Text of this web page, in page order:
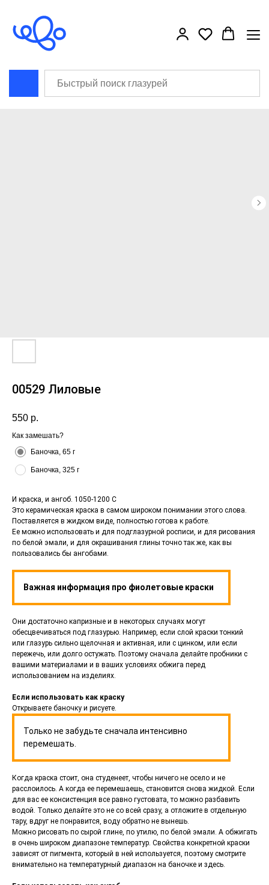
00529 Лиловые
550 р.
Как замешать?
Баночка, 65 г
Баночка, 325 г
И краска, и ангоб. 1050-1200 С
Это керамическая краска в самом широком понимании этого слова.
Поставляется в жидком виде, полностью готова к работе.
Ее можно использовать и для подглазурной росписи, и для рисования
по белой эмали, и для окрашивания глины точно так же, как вы
пользовались бы ангобами.
Важная информация про фиолетовые краски
Они достаточно капризные и в некоторых случаях могут
обесцвечиваться под глазурью. Например, если слой краски тонкий
или глазурь сильно щелочная и активная, или с цинком, или если
пережечь, или долго остужать. Поэтому сначала делайте пробники с
вашими материалами и в ваших условиях обжига перед
использованием на изделиях.
Если использовать как краску
Открываете баночку и рисуете.
Только не забудьте сначала интенсивно
перемешать.
Когда краска стоит, она студенеет, чтобы ничего не осело и не
расслоилось. А когда ее перемешаешь, становится снова жидкой. Если
для вас ее консистенция все равно густовата, то можно разбавить
водой. Только делайте это не со всей сразу, а отложите в отдельную
тару, вдруг не понравится, воду обратно не вынешь.
Можно рисовать по сырой глине, по утилю, по белой эмали. А обжигать
в очень широком диапазоне температур. Свойства конкретной краски
зависят от пигмента, который в ней используется, поэтому смотрите
внимательно на температурный диапазон на баночке и здесь.